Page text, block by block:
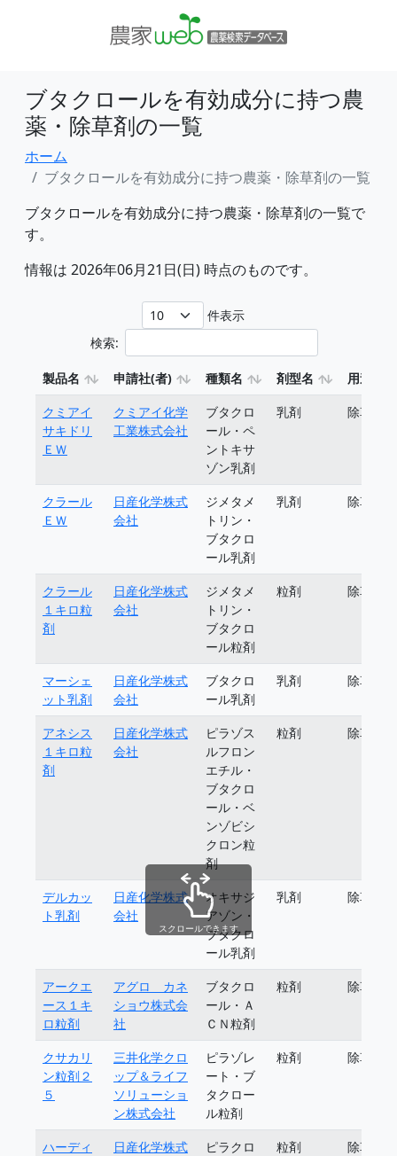
ブタクロールを有効成分に持つ農
薬・除草剤の一覧
ホーム
ブタクロールを有効成分に持つ農薬・除草剤の一覧
ブタクロールを有効成分に持つ農薬・除草剤の一覧で
す。
情報は 2026年06月21日(日) 時点のものです。
件表示
検索:
製品名 申請社(者) 種類名 剤型名
用途
クミアイ
サキドリ
ＥＷ
クミアイ化学
工業株式会社
ブタクロ
ール・ペ
ントキサ
ゾン乳剤
乳剤 除草剤
クラール
ＥＷ
日産化学株式
会社
ジメタメ
トリン・
ブタクロ
ール乳剤
乳剤 除草剤
クラール
１キロ粒
剤
日産化学株式
会社
ジメタメ
トリン・
ブタクロ
ール粒剤
粒剤 除草剤
マーシェ
ット乳剤
日産化学株式
会社
ブタクロ
ール乳剤
乳剤 除草剤
アネシス
１キロ粒
剤
日産化学株式
会社
ピラゾス
ルフロン
エチル・
ブタクロ
ール・ベ
ンゾビシ
クロン粒
剤
粒剤 除草剤
デルカッ
ト乳剤
日産化学株式
会社
オキサジ
アゾン・
ブタクロ
ール乳剤
乳剤 除草剤
アークエ
ース１キ
ロ粒剤
アグロ カネ
ショウ株式会
社
ブタクロ
ール・Ａ
ＣＮ粒剤
粒剤 除草剤
クサカリ
ン粒剤２
５
三井化学クロ
ップ＆ライフ
ソリューショ
ン株式会社
ピラゾレ
ート・ブ
タクロー
ル粒剤
粒剤 除草剤
ハーディ
日産化学株式
ピラクロ
粒剤 除草剤
スクロールできます